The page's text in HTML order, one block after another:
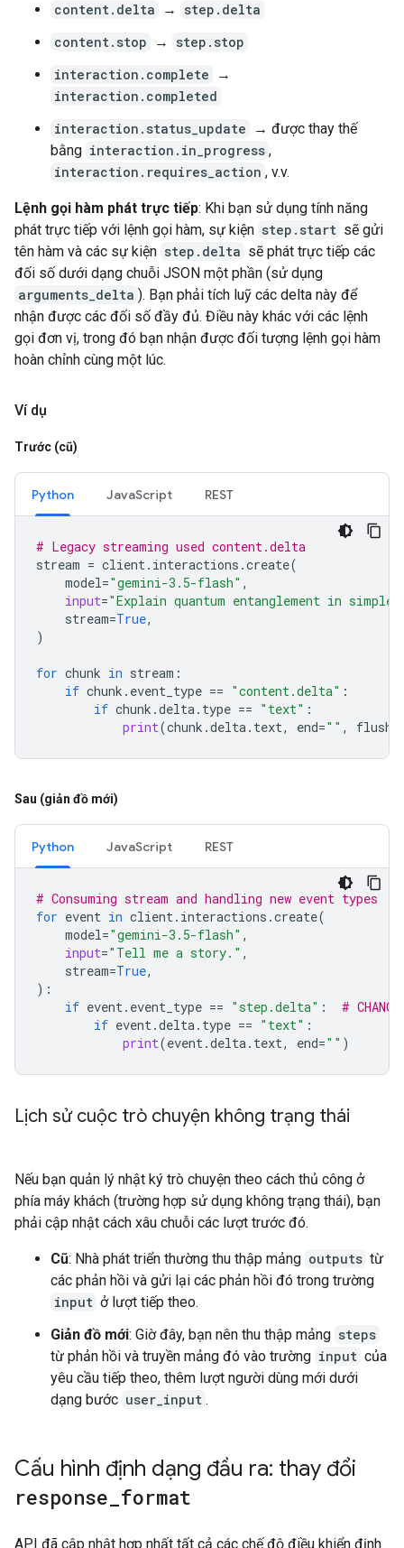
content.delta
→
step.delta
content.stop
→
step.stop
interaction.complete
→
interaction.completed
interaction.status_update
→ được thay thế
bằng interaction.in_progress ,
interaction.requires_action , v.v.
Lệnh gọi hàm phát trực tiếp: Khi bạn sử dụng tính năng
phát trực tiếp với lệnh gọi hàm, sự kiện step.start sẽ gửi
tên hàm và các sự kiện step.delta sẽ phát trực tiếp các
đối số dưới dạng chuỗi JSON một phần (sử dụng
arguments_delta ). Bạn phải tích luỹ các delta này để
nhận được các đối số đầy đủ. Điều này khác với các lệnh
gọi đơn vị, trong đó bạn nhận được đối tượng lệnh gọi hàm
hoàn chỉnh cùng một lúc.
Ví dụ
Trước (cũ)
Python JavaScript REST
# Legacy streaming used content.delta
stream = client. interactions .create(
model="gemini-3.5-flash" ,
input="Explain quantum entanglement in simple
stream=True,
)
for chunk in stream :
if chunk . event_type == "content.delta" :
if chunk .delta. type == "text" :
print(chunk .delta. text, end="" , flush
Sau (giản đồ mới)
Python JavaScript REST
# Consuming stream and handling new event types
for event in client. interactions .create(
model="gemini-3.5-flash" ,
input="Tell me a story." ,
stream=True,
):
if event. event_type == "step.delta" :
#
if event.delta. type == "text" :
print(event.delta. text, end="" )
Lịch sử cuộc trò chuyện không trạng thái
Nếu bạn quản lý nhật ký trò chuyện theo cách thủ công ở
phía máy khách (trường hợp sử dụng không trạng thái), bạn
phải cập nhật cách xâu chuỗi các lượt trước đó.
Cũ: Nhà phát triển thường thu thập mảng outputs từ
các phản hồi và gửi lại các phản hồi đó trong trường
input ở lượt tiếp theo.
Giản đồ mới: Giờ đây, bạn nên thu thập mảng steps
từ phản hồi và truyền mảng đó vào trường input của
yêu cầu tiếp theo, thêm lượt người dùng mới dưới
dạng bước user_input .
Cấu hình định dạng đầu ra: thay đổi
response format
API đã cập nhật hợp nhất tất cả các chế độ điều khiển định